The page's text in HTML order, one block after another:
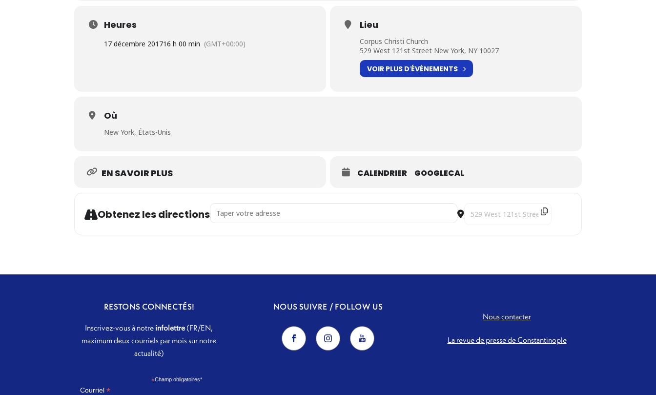
Heures
17 décembre 201716 h 00 min (GMT+00:00)
Lieu
Corpus Christi Church
529 West 121st Street New York, NY 10027
VOIR PLUS D′ÉVÉNEMENTS
Où
New York, États-Unis
EN SAVOIR PLUS CALENDRIER GOOGLECAL
Obtenez les directions Address - Metamorfosi [BUFoIODQh] Destination Address - Metamorfosi [B4mkH0Cn9]
RESTONS CONNECTÉS!
Inscrivez-vous à notre infolettre(FR/EN,
maximum deux courriels par mois sur notre
actualité)
*Champ obligatoires*
Courriel *
NOUS SUIVRE / FOLLOW US
Nous contacter
La revue de presse de Constantinople